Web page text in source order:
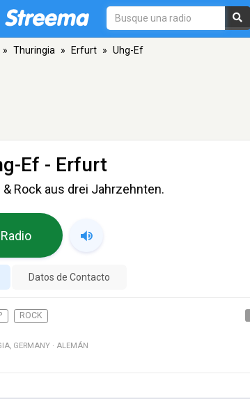
» Thuringia » Erfurt » Uhg-Ef
Ef - Erfurt
& Rock aus drei Jahrzehnten.
Datos de Contacto
ROCK
, GERMANY · ALEMÁN